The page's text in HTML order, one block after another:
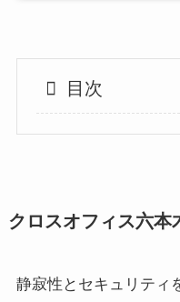
目次
クロスオフィス六本
静寂性とセキュリティ